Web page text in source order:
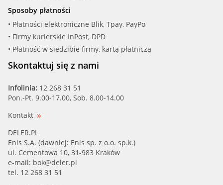
Sposoby płatności
• Płatności elektroniczne Blik, Tpay, PayPo
• Firmy kurierskie InPost, DPD
• Płatność w siedzibie firmy, kartą płatniczą
Skontaktuj się z nami
Infolinia: 12 268 31 51
Pon.-Pt. 9.00-17.00, Sob. 8.00-14.00
Kontakt
DELER.PL
Enis S.A. (dawniej: Enis sp. z o.o. sp.k.)
ul. Cementowa 10, 31-983 Kraków
e-mail: bok@deler.pl
tel. 12 268 31 51